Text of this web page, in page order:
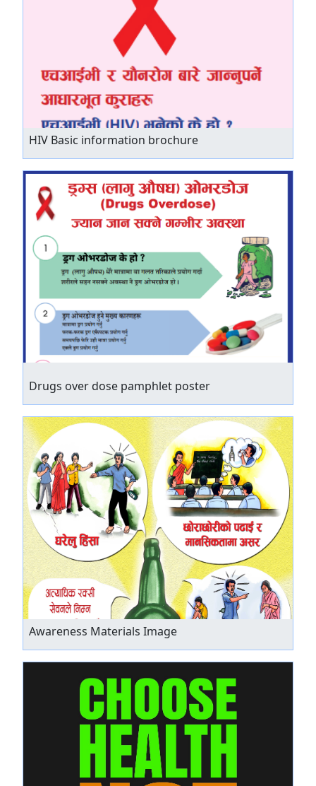
HIV Basic information brochure
Drugs over dose pamphlet poster
Awareness Materials Image